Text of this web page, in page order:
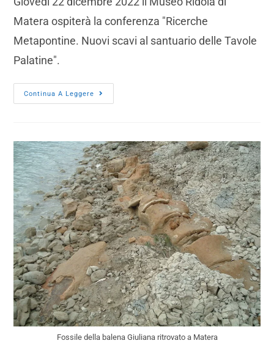
Matera ospiterà la conferenza "Ricerche
Metapontine. Nuovi scavi al santuario delle Tavole
Palatine".
Continua A Leggere
Fossile della balena Giuliana ritrovato a Matera